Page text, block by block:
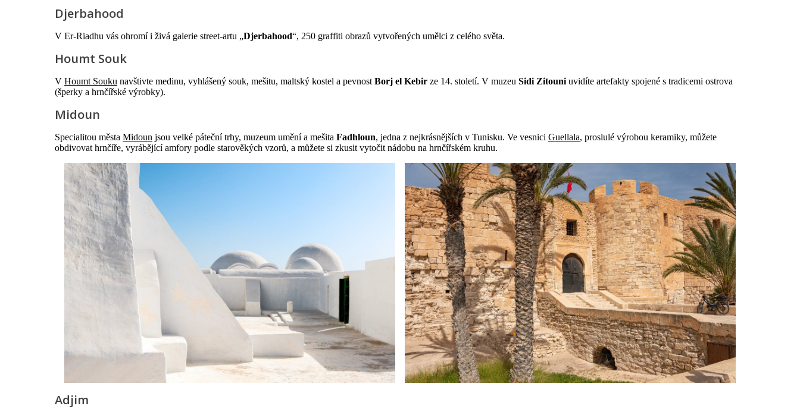
Djerbahood
V Er-Riadhu vás ohromí i živá galerie street-artu „Djerbahood“, 250 graffiti obrazů vytvořených umělci z celého světa.
Houmt Souk
V Houmt Souku navštivte medinu, vyhlášený souk, mešitu, maltský kostel a pevnost Borj el Kebir ze 14. století. V muzeu Sidi Zitouni uvidíte artefakty spojené s tradicemi ostrova
(šperky a hrnčířské výrobky).
Midoun
Specialitou města Midoun jsou velké páteční trhy, muzeum umění a mešita Fadhloun, jedna z nejkrásnějších v Tunisku. Ve vesnici Guellala, proslulé výrobou keramiky, můžete
obdivovat hrnčíře, vyrábějící amfory podle starověkých vzorů, a můžete si zkusit vytočit nádobu na hrnčířském kruhu.
Adjim